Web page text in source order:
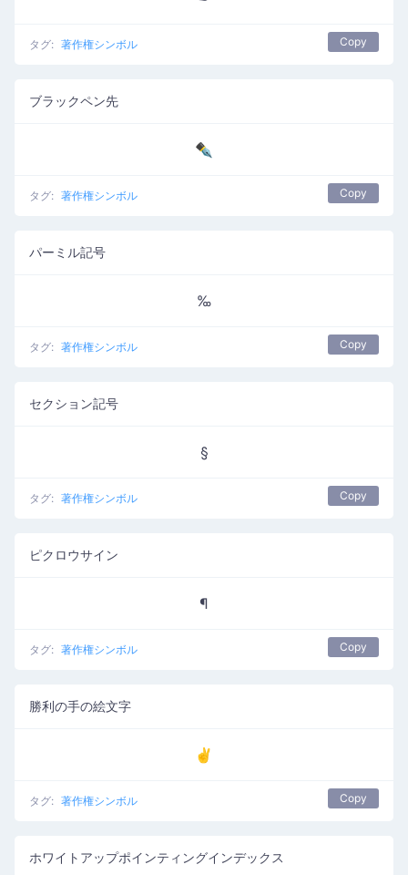
タグ: 著作権シンボル Copy
ブラックペン先
✒
タグ: 著作権シンボル Copy
パーミル記号
‰
タグ: 著作権シンボル Copy
セクション記号
§
タグ: 著作権シンボル Copy
ピクロウサイン
¶
タグ: 著作権シンボル Copy
勝利の手の絵文字
✌️
タグ: 著作権シンボル Copy
ホワイトアップポインティングインデックス